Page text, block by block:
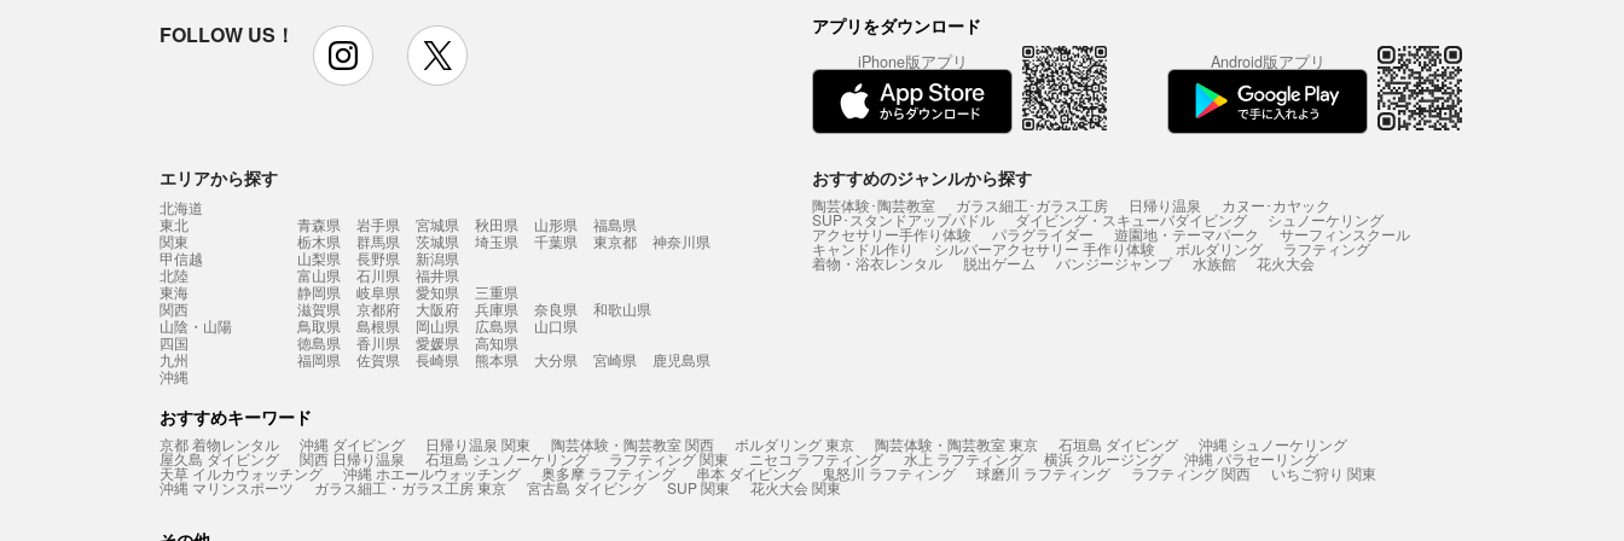
FOLLOW US！ instagram アプリをダウンロード
iPhone版アプリ Android版アプリ
エリアから探す
北海道
東北
青森県 岩手県 宮城県 秋田県 山形県
福島県
関東
栃木県 群馬県 茨城県 埼玉県 千葉県 東京都
神奈川県
甲信越
山梨県 長野県
新潟県
北陸
富山県 石川県
福井県
東海
静岡県 岐阜県 愛知県
三重県
関西
滋賀県 京都府 大阪府 兵庫県 奈良県
和歌山県
山陰・山陽
鳥取県 島根県 岡山県 広島県
山口県
四国
徳島県 香川県 愛媛県
高知県
九州
福岡県 佐賀県 長崎県 熊本県 大分県 宮崎県
鹿児島県
沖縄
おすすめのジャンルから探す
陶芸体験･陶芸教室 ガラス細工･ガラス工房 日帰り温泉 カヌー･カヤック
SUP･スタンドアップパドル ダイビング・スキューバダイビング シュノーケリング
アクセサリー手作り体験 パラグライダー 遊園地・テーマパーク サーフィンスクール
キャンドル作り シルバーアクセサリー 手作り体験 ボルダリング ラフティング
着物・浴衣レンタル 脱出ゲーム バンジージャンプ 水族館 花火大会
おすすめキーワード
京都 着物レンタル 沖縄 ダイビング 日帰り温泉 関東 陶芸体験・陶芸教室 関西 ボルダリング 東京 陶芸体験・陶芸教室 東京 石垣島 ダイビング 沖縄 シュノーケリング
屋久島 ダイビング 関西 日帰り温泉 石垣島 シュノーケリング ラフティング 関東 ニセコ ラフティング 水上 ラフティング 横浜 クルージング 沖縄 パラセーリング
天草 イルカウォッチング 沖縄 ホエールウォッチング 奥多摩 ラフティング 串本 ダイビング 鬼怒川 ラフティング 球磨川 ラフティング ラフティング 関西 いちご狩り 関東
沖縄 マリンスポーツ ガラス細工・ガラス工房 東京 宮古島 ダイビング SUP 関東 花火大会 関東